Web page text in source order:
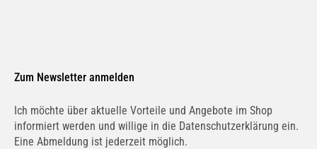
Zum Newsletter anmelden
Ich möchte über aktuelle Vorteile und Angebote im Shop
informiert werden und willige in die Datenschutzerklärung ein.
Eine Abmeldung ist jederzeit möglich.